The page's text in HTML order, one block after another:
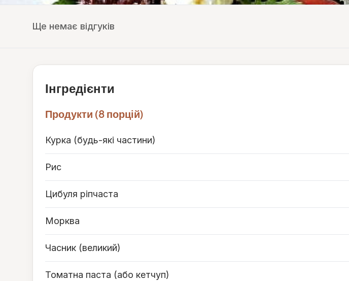
Ще немає відгуків
Інгредієнти
Продукти (8 порцій)
Курка (будь-які частини)
Рис
Цибуля ріпчаста
Морква
Часник (великий)
Томатна паста (або кетчуп)